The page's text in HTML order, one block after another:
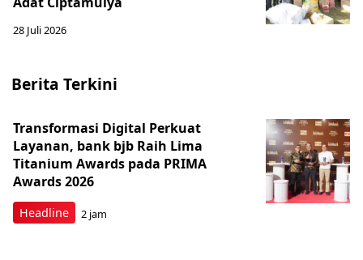
28 Juli 2026
Berita Terkini
Headline
Transformasi Digital Perkuat
Layanan, bank bjb Raih Lima
Titanium Awards pada PRIMA
Awards 2026
2 jam